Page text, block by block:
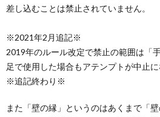
差し込むことは禁止されていません。
※2021年2月追記※
2019年のルール改定で禁止の範囲は「
足で使用した場合もアテンプトが中止に
※追記終わり※
また「壁の縁」というのはあくまで「